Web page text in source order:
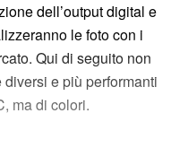
dell’output digital e
le foto con i
Qui di seguito non
e più performanti
ma di colori.